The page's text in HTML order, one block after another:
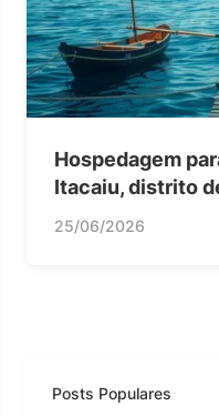
Hospedagem
Itacaiu, distrito
25/06/2026
Posts Populares